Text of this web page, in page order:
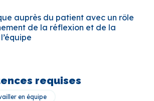
requises
en équipe
auprès du patient avec un rôle
de la réflexion et de la